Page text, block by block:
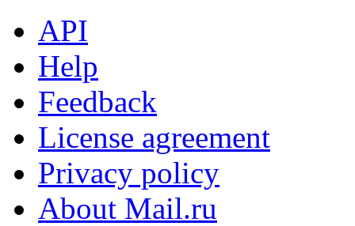
API
Help
Feedback
License agreement
Privacy policy
About Mail.ru